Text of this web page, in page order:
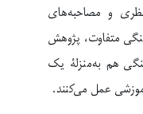
و مصاحبه‌های
متفاوت، پژوهش
هم به‌منزلۀ یک
عمل می‌کنند.